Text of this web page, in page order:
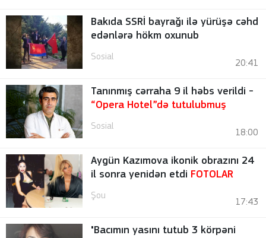
Bakıda SSRİ bayrağı ilə yürüşə cəhd
edənlərə hökm oxunub
Sosial
20:41
Tanınmış cərraha 9 il həbs verildi -
“Opera Hotel”də tutulubmuş
Sosial
18:00
Aygün Kazımova ikonik obrazını 24
il sonra yenidən etdi FOTOLAR
Şou
17:43
"Bacımın yasını tutub 3 körpəni